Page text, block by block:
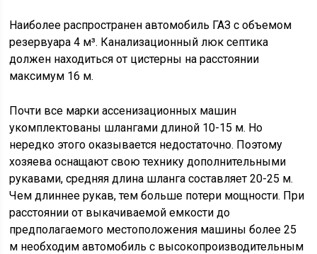
Наиболее распространен автомобиль ГАЗ с объемом
резервуара 4 м³. Канализационный люк септика
должен находиться от цистерны на расстоянии
максимум 16 м.
Почти все марки ассенизационных машин
укомплектованы шлангами длиной 10-15 м. Но
нередко этого оказывается недостаточно. Поэтому
хозяева оснащают свою технику дополнительными
рукавами, средняя длина шланга составляет 20-25 м.
Чем длиннее рукав, тем больше потери мощности. При
расстоянии от выкачиваемой емкости до
предполагаемого местоположения машины более 25
м необходим автомобиль с высокопроизводительным